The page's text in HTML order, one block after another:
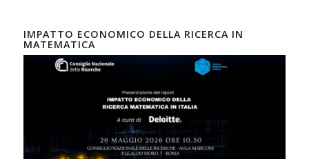
IMPATTO ECONOMICO DELLA RICERCA IN
MATEMATICA